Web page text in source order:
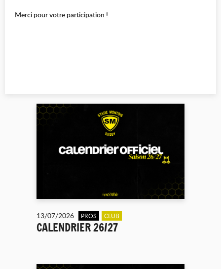
Merci pour votre participation !
13/07/2026 PROS CLUB
CALENDRIER 26/27